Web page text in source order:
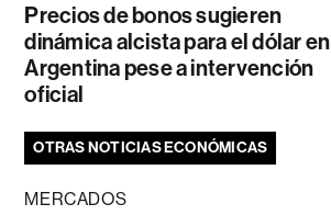
Precios de bonos sugieren
dinámica alcista para el dólar en
Argentina pese a intervención
oficial
OTRAS NOTICIAS ECONÓMICAS
MERCADOS